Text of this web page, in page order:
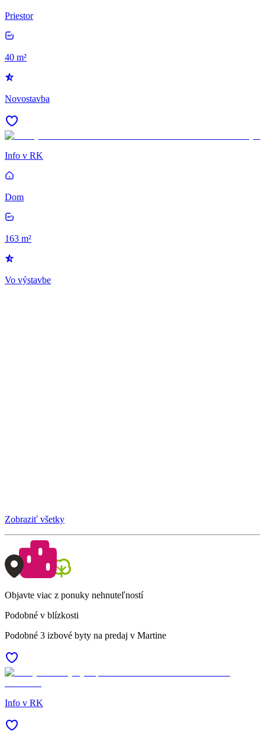
Priestor
40 m²
Novostavba
Info v RK
Dom
163 m²
Vo výstavbe
Zobraziť všetky
Objavte viac z ponuky nehnuteľností
Podobné v blízkosti
Podobné 3 izbové byty na predaj v Martine
Info v RK